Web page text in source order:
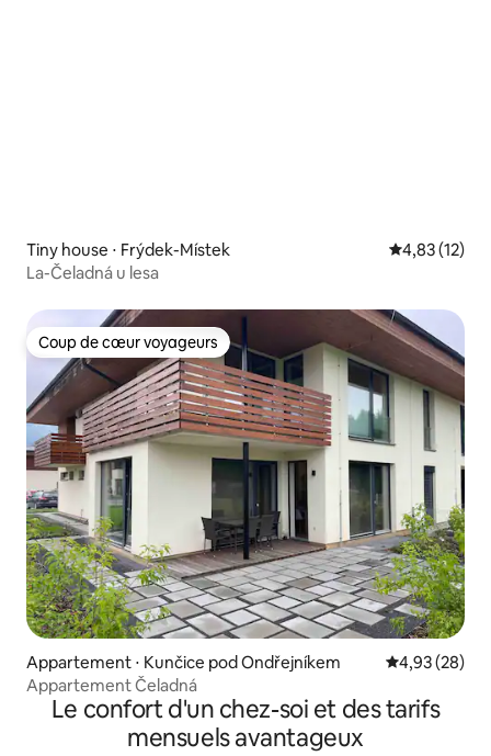
Tiny house ⋅ Frýdek-Místek Évaluation
4,83 (12)
La-Čeladná u lesa
Coup de cœur voyageurs
Coup de cœur voyageurs
Appartement ⋅ Kunčice pod Ondřejníkem Évaluation
4,93 (28)
Appartement Čeladná
Le confort d'un chez-soi et des tarifs
mensuels avantageux